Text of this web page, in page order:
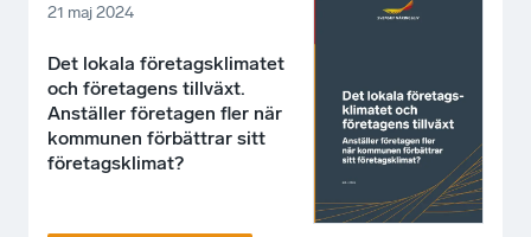
21 maj 2024
Det lokala företagsklimatet
och företagens tillväxt.
Anställer företagen fler när
kommunen förbättrar sitt
företagsklimat?